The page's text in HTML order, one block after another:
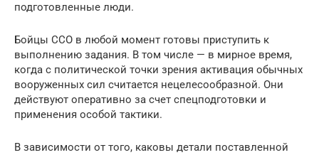
подготовленные люди.
Бойцы ССО в любой момент готовы приступить к
выполнению задания. В том числе — в мирное время,
когда с политической точки зрения активация обычных
вооруженных сил считается нецелесообразной. Они
действуют оперативно за счет спецподготовки и
применения особой тактики.
В зависимости от того, каковы детали поставленной